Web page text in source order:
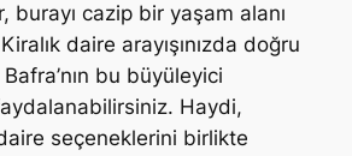
burayı cazip bir yaşam alanı
daire arayışınızda doğru
bu büyüleyici
Haydi,
seçeneklerini birlikte